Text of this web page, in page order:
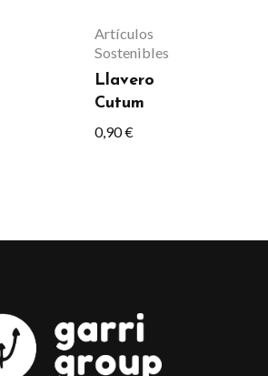
Artículos
Sostenibles
Llavero
Cutum
0,90€